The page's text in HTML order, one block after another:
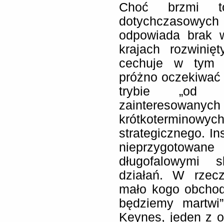
Choć brzmi
odpowiada brak
krajach
cechuje w tym
próżno
trybie „od
strategicznego.
długofalowymi
działań. W
mało kogo
będziemy
Keynes, jeden z